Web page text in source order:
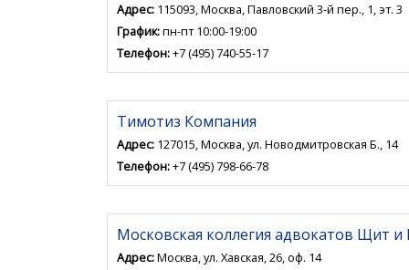
Адрес: 115093, Москва, Павловский 3-й пер., 1, эт. 3
График:пн-пт 10:00-19:00
Телефон:+7 (495) 740-55-17
Тимотиз Компания
Адрес: 127015, Москва, ул. Новодмитровская Б., 14
Телефон:+7 (495) 798-66-78
Московская коллегия адвокатов Щит
Адрес:Москва, ул. Хавская, 26, оф. 14